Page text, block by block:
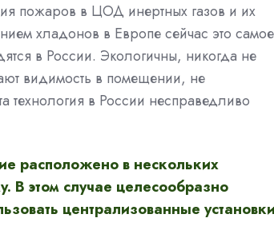
пожаров в ЦОД инертных газов и их
хладонов в Европе сейчас это самое
в России. Экологичны, никогда не
видимость в помещении, не
в России несправедливо
расположено в нескольких
этом случае целесообразно
централизованные